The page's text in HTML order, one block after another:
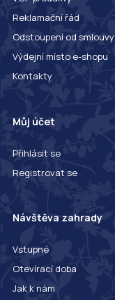
Reklamační řád
Odstoupení od smlouvy
Výdejní místo e-shopu
Kontakty
Můj účet
Přihlásit se
Registrovat se
Návštěva zahrady
Vstupné
Otevírací doba
Jak k nám